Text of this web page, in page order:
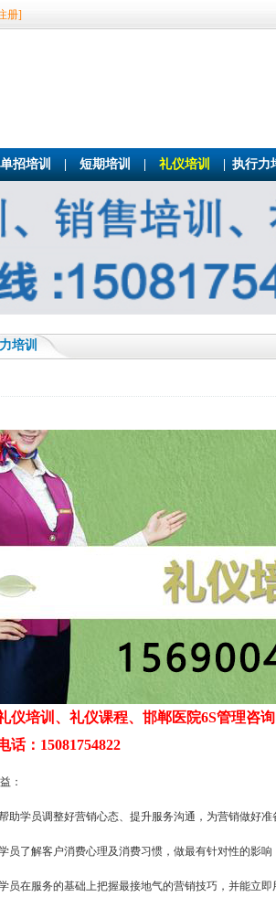
册]
单招培训 短期培训 礼仪培训 执行力
培训
仪培训、礼仪课程、邯郸医院6S管理咨
话：15081754822
：
助学员调整好营销心态、提升服务沟通，为营销做好准
员了解客户消费心理及消费习惯，做最有针对性的影响
员在服务的基础上把握最接地气的营销技巧，并能立即